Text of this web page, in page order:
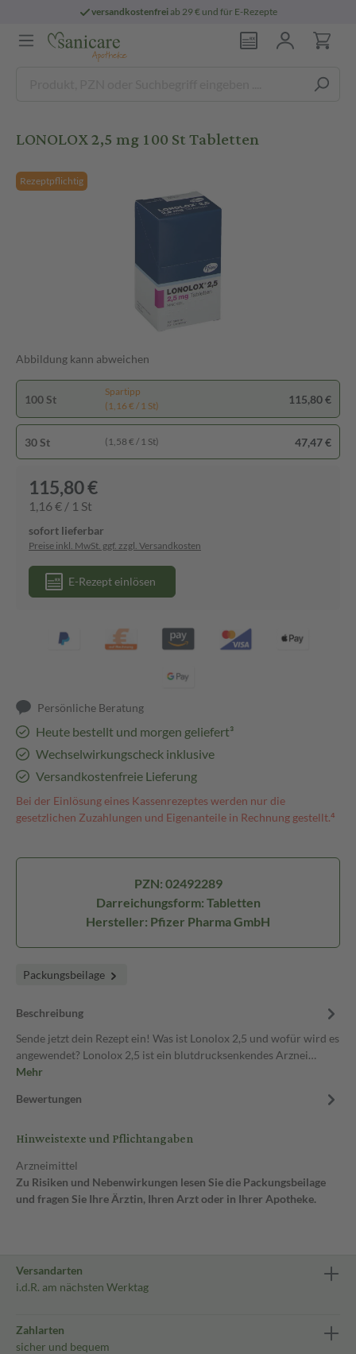
versandkostenfreiab 29 € und für E-Rezepte
LONOLOX 2,5 mg 100 St Tabletten
Rezeptpflichtig
Abbildung kann abweichen
100 St
Spartipp
(1,16 € / 1 St)
115,80 €
30 St (1,58 € / 1 St) 47,47 €
115,80 €
1,16 € / 1 St
sofort lieferbar
Preise inkl. MwSt. ggf. zzgl. Versandkosten
E-Rezept einlösen
Persönliche Beratung
Heute bestellt und morgen geliefert³
Wechselwirkungscheck inklusive
Versandkostenfreie Lieferung
Bei der Einlösung eines Kassenrezeptes werden nur die
gesetzlichen Zuzahlungen und Eigenanteile in Rechnung gestellt.⁴
PZN: 02492289
Darreichungsform: Tabletten
Hersteller: Pfizer Pharma GmbH
Packungsbeilage
Beschreibung
Sende jetzt dein Rezept ein! Was ist Lonolox 2,5 und wofür wird es
angewendet? Lonolox 2,5 ist ein blutdrucksenkendes Arznei…
Mehr
Bewertungen
Hinweistexte und Pflichtangaben
Arzneimittel
Zu Risiken und Nebenwirkungen lesen Sie die Packungsbeilage
und fragen Sie Ihre Ärztin, Ihren Arzt oder in Ihrer Apotheke.
Versandarten
i.d.R. am nächsten Werktag
Zahlarten
sicher und bequem